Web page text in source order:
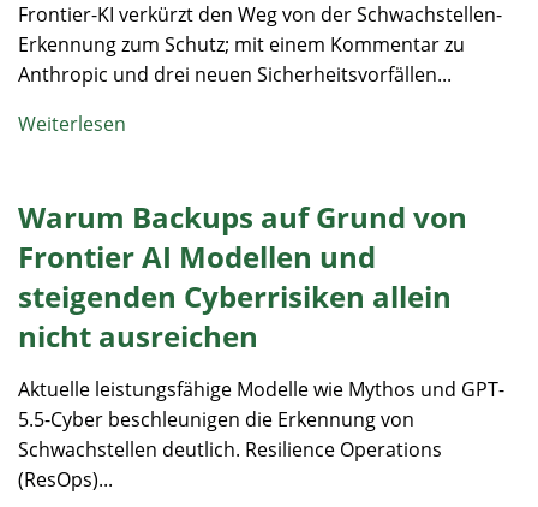
Frontier-KI verkürzt den Weg von der Schwachstellen-
Erkennung zum Schutz; mit einem Kommentar zu
Anthropic und drei neuen Sicherheitsvorfällen...
Weiterlesen
Warum Backups auf Grund von
Frontier AI Modellen und
steigenden Cyberrisiken allein
nicht ausreichen
Aktuelle leistungsfähige Modelle wie Mythos und GPT-
5.5-Cyber beschleunigen die Erkennung von
Schwachstellen deutlich. Resilience Operations
(ResOps)...